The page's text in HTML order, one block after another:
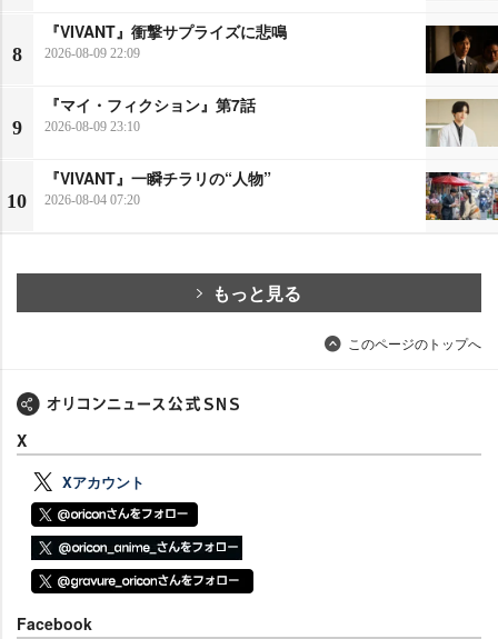
8
『VIVANT』衝撃サプライズに悲鳴
2026-08-09 22:09
9
『マイ・フィクション』第7話
2026-08-09 23:10
10
『VIVANT』一瞬チラリの“人物”
2026-08-04 07:20
もっと見る
このページのトップへ
X
Xアカウント
Facebook